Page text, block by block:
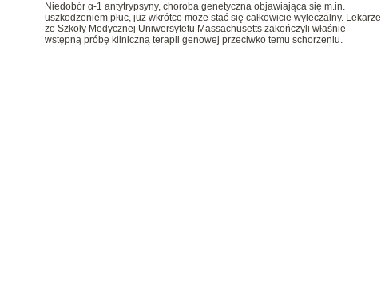
Niedobór α-1 antytrypsyny, choroba genetyczna objawiająca się m.in.
uszkodzeniem płuc, już wkrótce może stać się całkowicie wyleczalny. Lekarze
ze Szkoły Medycznej Uniwersytetu Massachusetts zakończyli właśnie
wstępną próbę kliniczną terapii genowej przeciwko temu schorzeniu.